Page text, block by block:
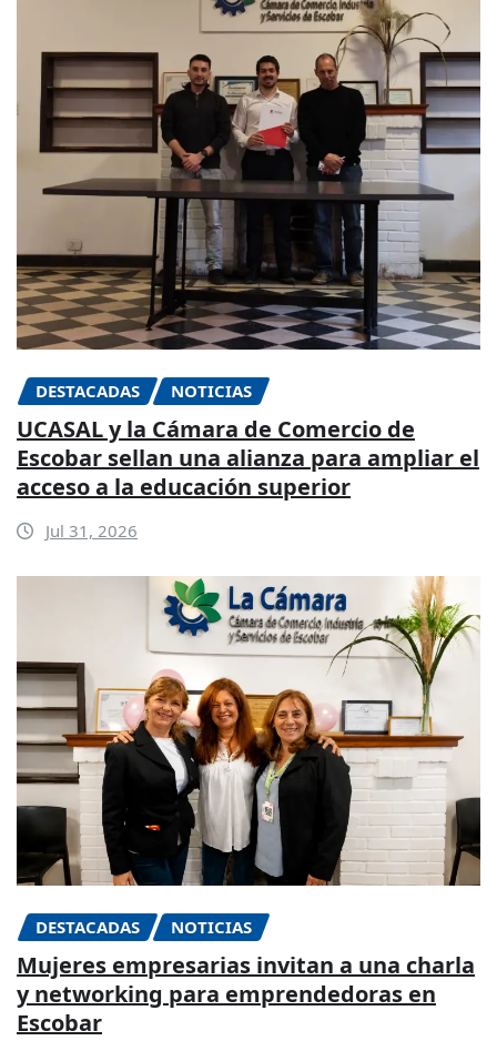
DESTACADAS NOTICIAS
UCASAL y la Cámara de Comercio de
Escobar sellan una alianza para ampliar el
acceso a la educación superior
Jul 31, 2026
DESTACADAS NOTICIAS
Mujeres empresarias invitan a una charla
y networking para emprendedoras en
Escobar